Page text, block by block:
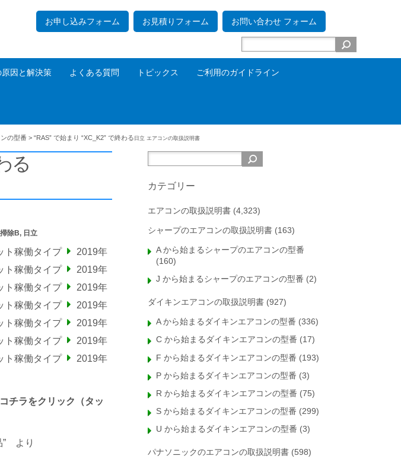
お申し込みフォーム お見積りフォーム お問い合わせ フォーム
原因と解決策 よくある質問 トピックス ご利用のガイドライン
の型番 > “RAS” で始まり “XC_K2” で終わる 日立 エアコンの取扱説明書
る
除B, 日立
ト稼働タイプ
2019年
ト稼働タイプ
2019年
ト稼働タイプ
2019年
ト稼働タイプ
2019年
ト稼働タイプ
2019年
ト稼働タイプ
2019年
ト稼働タイプ 2019年
チラをクリック（タッ
より
カテゴリー
エアコンの取扱説明書 (4,323)
シャープのエアコンの取扱説明書 (163)
A から始まるシャープのエアコンの型番
(160)
J から始まるシャープのエアコンの型番 (2)
ダイキンエアコンの取扱説明書 (927)
A から始まるダイキンエアコンの型番 (336)
C から始まるダイキンエアコンの型番 (17)
F から始まるダイキンエアコンの型番 (193)
P から始まるダイキンエアコンの型番 (3)
R から始まるダイキンエアコンの型番 (75)
S から始まるダイキンエアコンの型番 (299)
U から始まるダイキンエアコンの型番 (3)
パナソニックのエアコンの取扱説明書 (598)